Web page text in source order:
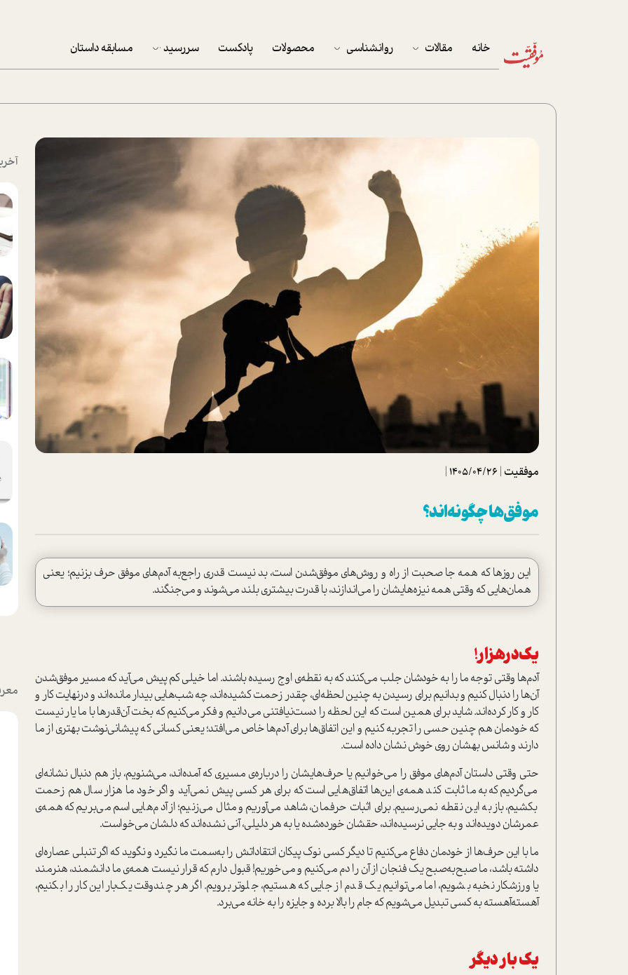
خانه مقالات
پلاس
تحلیل فیلم
روانشناسی محصولات پادکست سررسید
تقویم رومیزی
تقویم دیواری
مسابقه داستان
موفقیت |
1405/04/26
|
موفق‌ها چگونه‌اند؟
این روزها که همه جا صحبت از راه و روش‌های موفق‌شدن است، بد نیست قدری راجع‌به آدم‌های موفق حرف بزنیم؛ یعنی
همان‌هایی که وقتی همه نیزه‌هایشان را می‌اندازند، با قدرت بیشتری بلند می‌شوند و می‌جنگند.
یک‌در‌هزار!
آدم‌ها وقتی توجه ما را به خودشان جلب می‌کنند که به نقطه‌ی اوج رسیده باشند. اما خیلی کم پیش می‌آید که مسیر موفق‌شدن
آن‌ها را دنبال کنیم و بدانیم برای رسیدن به چنین لحظه‌ای، چقدر زحمت کشیده‌اند، چه شب‌هایی بیدار مانده‌اند و درنهایت کار و
کار و کار کرده‌اند. شاید برای همین است که این لحظه را دست‌نیافتنی می‌دانیم و فکر می‌کنیم که بخت آن‌قدرها با ما یار نیست
که خودمان هم چنین حسی را تجربه کنیم و این اتفاق‌ها برای آدم‌ها خاص می‌افتد؛ یعنی کسانی که پیشانی‌نوشت بهتری از ما
دارند و شانس بهشان روی خوش نشان داده است.
حتی وقتی داستان آدم‌های موفق را می‌خوانیم یا حرف‌هایشان را درباره‌ی مسیری که آمده‌اند، می‌شنویم، باز هم دنبال نشانه‌ای
می‌گردیم که به ما ثابت کند همه‌ی این‌ها اتفاق‌هایی است که برای هر کسی پیش نمی‌آید و اگر خود ما هزار ‌سال هم زحمت
بکشیم، باز به این نقطه نمی‌رسیم. برای اثبات حرفمان، شاهد می‌آوریم و مثال می‌زنیم؛ از آدم‌هایی اسم می‌بریم که همه‌ی
عمرشان دویده‌اند و به جایی نرسیده‌اند، حقشان خورده‌شده یا به هر دلیلی، آنی نشده‌اند که دلشان می‌خواست.
ما با این حرف‌ها از خودمان دفاع می‌کنیم تا دیگر کسی نوک پیکان انتقاداتش را به‌سمت ما نگیرد و نگوید که اگر تنبلی عصاره‌ای
داشته باشد، ما صبح‌به‌صبح یک فنجان از آن را دم می‌کنیم و می‌خوریم! قبول دارم که قرار نیست همه‌ی ما دانشمند، هنرمند
یا ورزشکار نخبه بشویم، اما می‌توانیم یک‌ قدم از جایی که هستیم، جلوتر برویم. اگر هر چند‌وقت یک‌بار این کار را بکنیم،
آهسته‌آهسته به کسی تبدیل می‌شویم که جام را بالا برده و جایزه را به خانه می‌برد.
یک ‌بار دیگر